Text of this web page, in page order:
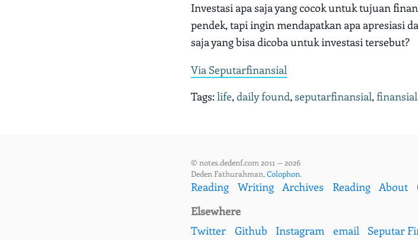
Investasi apa saja yang cocok untuk tujuan
pendek, tapi ingin mendapatkan apa apresiasi
saja yang bisa dicoba untuk investasi tersebut?
Via Seputarfinansial
Tags:life,daily found,seputarfinansial,finansial
© notes.dedenf.com 2011 — 2026
Deden Fathurahman,Colophon.
Reading Writing Archives Reading About
Elsewhere
Twitter
Github Instagram email Seputar